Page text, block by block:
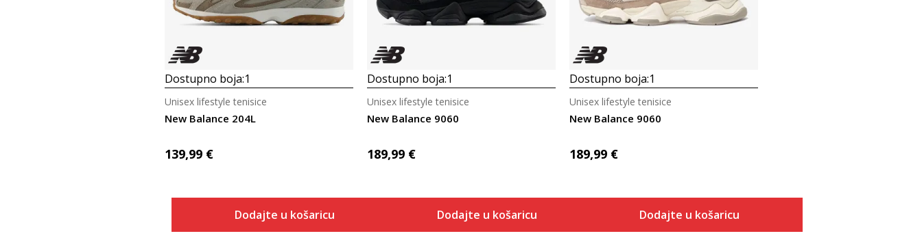
Dostupno boja:1
New Balance 204L
Unisex lifestyle tenisice
139,99 €
Dodajte u košaricu
Dostupno boja:1
New Balance 9060
Unisex lifestyle tenisice
189,99 €
Dodajte u košaricu
Dostupno boja:1
New Balance 9060
Unisex lifestyle tenisice
189,99 €
Dodajte u košaricu